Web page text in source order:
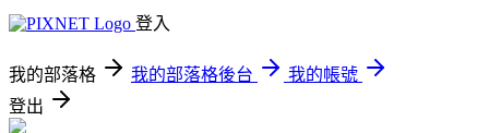
登入
我的部落格 我的部落格後台
我的帳號
登出